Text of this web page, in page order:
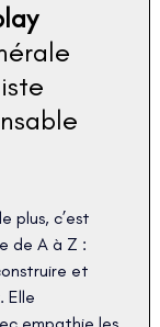
plus, c’est
de A à Z :
et
Elle